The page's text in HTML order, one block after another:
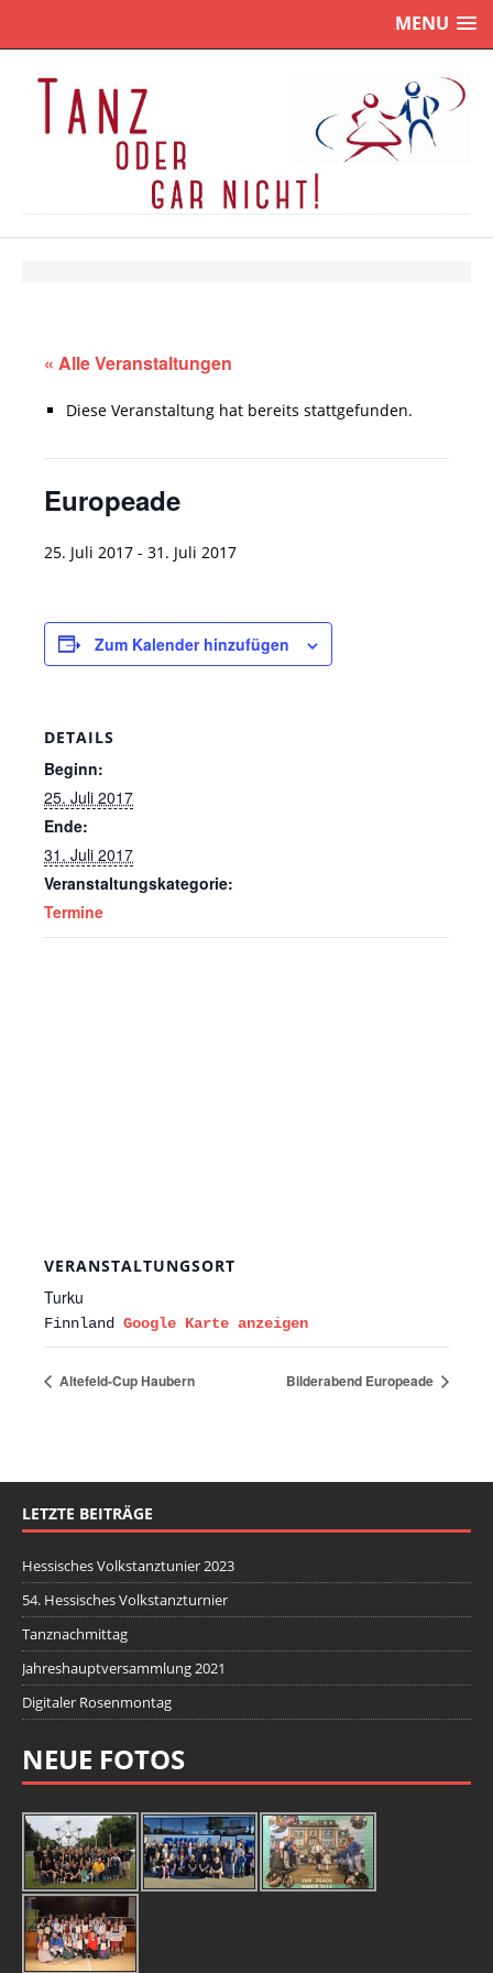
MENU
« Alle Veranstaltungen
Diese Veranstaltung hat bereits stattgefunden.
Europeade
25. Juli 2017 - 31. Juli 2017
Zum Kalender hinzufügen
DETAILS
Beginn:
25. Juli 2017
Ende:
31. Juli 2017
Veranstaltungskategorie:
Termine
VERANSTALTUNGSORT
Turku
Finnland Google Karte anzeigen
Altefeld-Cup Haubern Bilderabend Europeade
LETZTE BEITRÄGE
Hessisches Volkstanztunier 2023
54. Hessisches Volkstanzturnier
Tanznachmittag
Jahreshauptversammlung 2021
Digitaler Rosenmontag
NEUE FOTOS